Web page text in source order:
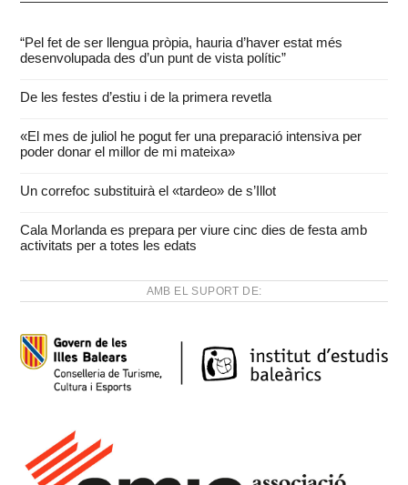
“Pel fet de ser llengua pròpia, hauria d’haver estat més
desenvolupada des d’un punt de vista polític”
De les festes d’estiu i de la primera revetla
«El mes de juliol he pogut fer una preparació intensiva per
poder donar el millor de mi mateixa»
Un correfoc substituirà el «tardeo» de s’Illot
Cala Morlanda es prepara per viure cinc dies de festa amb
activitats per a totes les edats
AMB EL SUPORT DE: